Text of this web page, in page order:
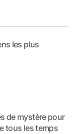
les plus
de mystère pour
tous les temps